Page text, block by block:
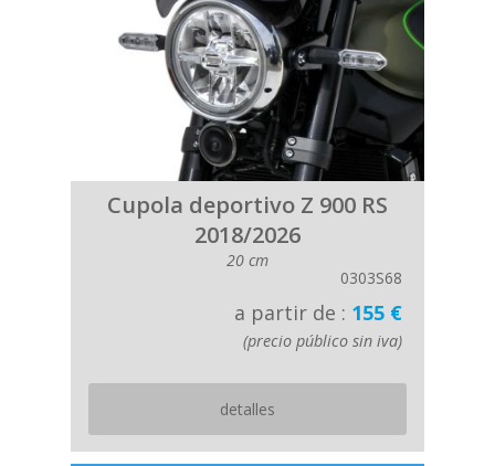
Cupola deportivo Z 900 RS
2018/2026
20 cm
0303S68
a partir de : 155 €
(precio público sin iva)
detalles